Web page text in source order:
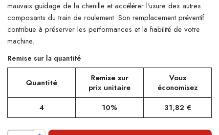
mauvais guidage de la chenille et accélérer l'usure des autres
composants du train de roulement. Son remplacement préventif
contribue à préserver les performances et la fiabilité de votre
machine.
Remise sur la quantité
Quantité
Remise sur
prix unitaire
Vous
économisez
4
10% 31,82 €